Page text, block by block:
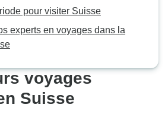
pour visiter Suisse
experts en voyages dans la
voyages
Suisse